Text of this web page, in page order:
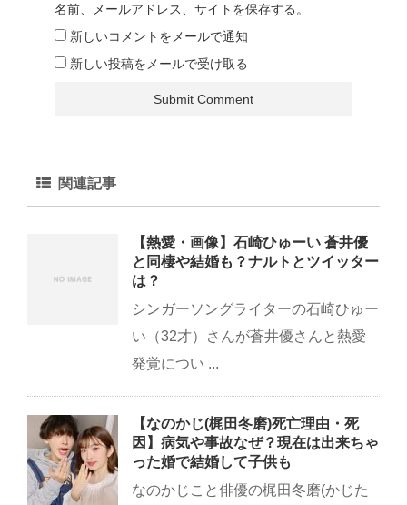
名前、メールアドレス、サイトを保存する。
新しいコメントをメールで通知
新しい投稿をメールで受け取る
関連記事
【熱愛・画像】石崎ひゅーい 蒼井優
と同棲や結婚も？ナルトとツイッター
は？
シンガーソングライターの石崎ひゅー
い（32才）さんが蒼井優さんと熱愛
発覚につい ...
【なのかじ(梶田冬磨)死亡理由・死
因】病気や事故なぜ？現在は出来ちゃ
った婚で結婚して子供も
なのかじこと俳優の梶田冬磨(かじた